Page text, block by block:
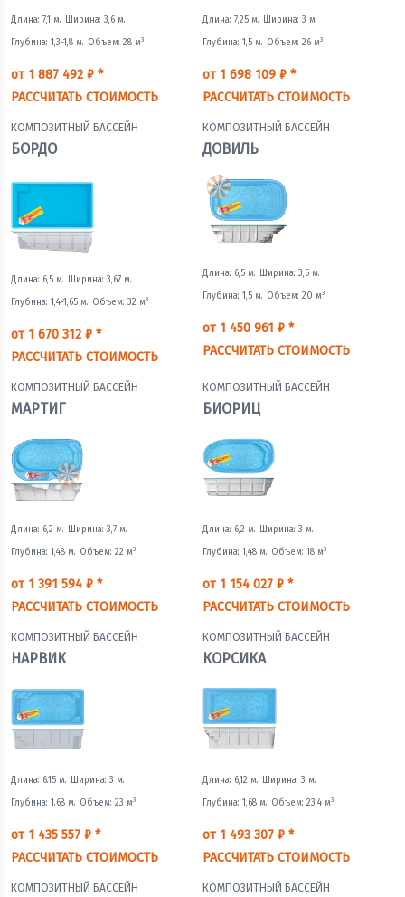
Длина: 7,1 м. Ширина: 3,6 м.
Глубина: 1,3-1,8 м. Объем: 28 м3
от 1 887 492 ₽ *
РАССЧИТАТЬ СТОИМОСТЬ
Длина: 7,25 м. Ширина: 3 м.
Глубина: 1,5 м. Объем: 26 м3
от 1 698 109 ₽ *
РАССЧИТАТЬ СТОИМОСТЬ
КОМПОЗИТНЫЙ БАССЕЙН
БОРДО
Длина: 6,5 м. Ширина: 3,67 м.
Глубина: 1,4-1,65 м. Объем: 32 м3
от 1 670 312 ₽ *
РАССЧИТАТЬ СТОИМОСТЬ
КОМПОЗИТНЫЙ БАССЕЙН
ДОВИЛЬ
Длина: 6,5 м. Ширина: 3,5 м.
Глубина: 1,5 м. Объем: 20 м3
от 1 450 961 ₽ *
РАССЧИТАТЬ СТОИМОСТЬ
КОМПОЗИТНЫЙ БАССЕЙН
МАРТИГ
Длина: 6,2 м. Ширина: 3,7 м.
Глубина: 1,48 м. Объем: 22 м3
от 1 391 594 ₽ *
РАССЧИТАТЬ СТОИМОСТЬ
КОМПОЗИТНЫЙ БАССЕЙН
БИОРИЦ
Длина: 6,2 м. Ширина: 3 м.
Глубина: 1,48 м. Объем: 18 м3
от 1 154 027 ₽ *
РАССЧИТАТЬ СТОИМОСТЬ
КОМПОЗИТНЫЙ БАССЕЙН
НАРВИК
Длина: 6.15 м. Ширина: 3 м.
Глубина: 1.68 м. Объем: 23 м3
от 1 435 557 ₽ *
РАССЧИТАТЬ СТОИМОСТЬ
КОМПОЗИТНЫЙ БАССЕЙН
КОРСИКА
Длина: 6,12 м. Ширина: 3 м.
Глубина: 1,68 м. Объем: 23.4 м3
от 1 493 307 ₽ *
РАССЧИТАТЬ СТОИМОСТЬ
КОМПОЗИТНЫЙ БАССЕЙН КОМПОЗИТНЫЙ БАССЕЙН